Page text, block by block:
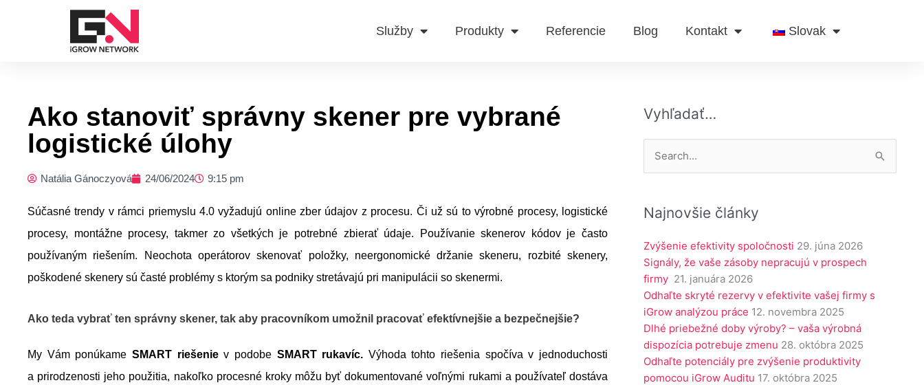
Služby Produkty Referencie Blog Kontakt Slovak
Ako stanoviť správny skener pre vybrané
logistické úlohy
Natália Gánoczyová 24/06/2024 9:15 pm
Súčasné trendy v rámci priemyslu 4.0 vyžadujú online zber údajov z procesu. Či už sú to výrobné procesy, logistické
procesy, montážne procesy, takmer zo všetkých je potrebné zbierať údaje. Používanie skenerov kódov je často
používaným riešením. Neochota operátorov skenovať položky, neergonomické držanie skeneru, rozbité skenery,
poškodené skenery sú časté problémy s ktorým sa podniky stretávajú pri manipulácii so skenermi.
Ako teda vybrať ten správny skener, tak aby pracovníkom umožnil pracovať efektívnejšie a bezpečnejšie?
My Vám ponúkame SMART riešeniev podobe SMART rukavíc. Výhoda tohto riešenia spočíva v jednoduchosti
a prirodzenosti jeho použitia, nakoľko procesné kroky môžu byť dokumentované voľnými rukami a používateľ dostáva
Vyhľadať…
Vyhľadať:
Najnovšie články
Zvýšenie efektivity spoločnosti 29. júna 2026
Signály, že vaše zásoby nepracujú v prospech
firmy 21. januára 2026
Odhaľte skryté rezervy v efektivite vašej firmy s
iGrow analýzou práce 12. novembra 2025
Dlhé priebežné doby výroby? – vaša výrobná
dispozícia potrebuje zmenu 28. októbra 2025
Odhaľte potenciály pre zvýšenie produktivity
pomocou iGrow Auditu 17. októbra 2025